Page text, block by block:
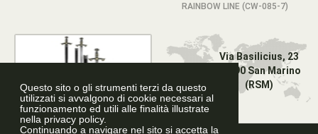
Questo sito o gli strumenti terzi da questo
utilizzati si avvalgono di cookie necessari al
funzionamento ed utili alle finalità illustrate
nella privacy policy.
Continuando a navigare nel sito si accetta la
RAINBOW LINE (CW-085-7)
SPADA TEMPLARE BICOLOR
DELUXE
Via Basilicius, 23
47890 San Marino
(RSM)